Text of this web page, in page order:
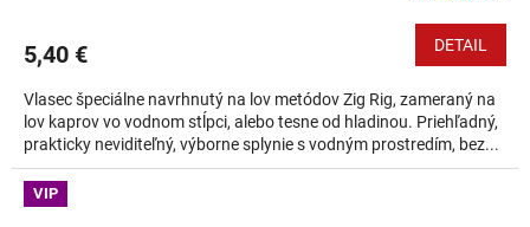
5,40 € DETAIL
Vlasec špeciálne navrhnutý na lov metódov Zig Rig, zameraný na
lov kaprov vo vodnom stĺpci, alebo tesne od hladinou. Priehľadný,
prakticky neviditeľný, výborne splynie s vodným prostredím, bez...
VIP